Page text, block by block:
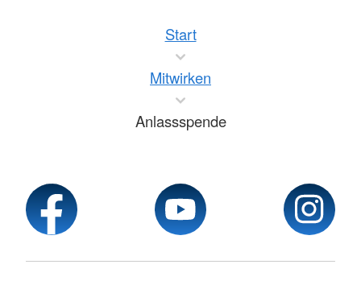
Start
Mitwirken
Anlassspende